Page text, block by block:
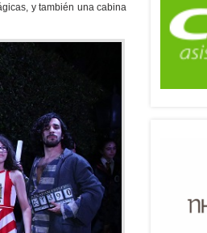
y también una cabina